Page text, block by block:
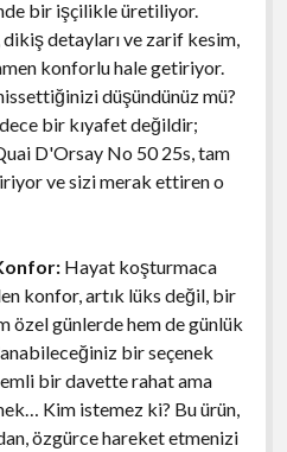
bir işçilikle üretiliyor.
detayları ve zarif kesim,
konforlu hale getiriyor.
düşündünüz mü?
bir kıyafet değildir;
D'Orsay No 50 25s, tam
ve sizi merak ettiren o
Hayat koşturmaca
konfor, artık lüks değil, bir
özel günlerde hem de günlük
bir seçenek
bir davette rahat ama
Kim istemez ki? Bu ürün,
özgürce hareket etmenizi